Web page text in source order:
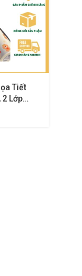
Tiết
Lớp
Nhiệt